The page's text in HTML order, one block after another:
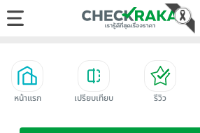
หน้าแรก เปรียบเทียบ รีวิว